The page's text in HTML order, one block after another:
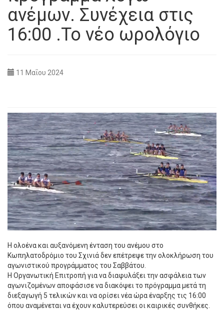
ανέμων. Συνέχεια στις
16:00 .Το νέο ωρολόγιο
11 Μαΐου 2024
Η ολοένα και αυξανόμενη ένταση του ανέμου στο
Κωπηλατοδρόμιο του Σχινιά δεν επέτρεψε την ολοκλήρωση του
αγωνιστικού προγράμματος του Σαββάτου.
Η Οργανωτική Επιτροπή για να διαφυλάξει την ασφάλεια των
αγωνιζομένων αποφάσισε να διακόψει το πρόγραμμα μετά τη
διεξαγωγή 5 τελικών και να ορίσει νέα ώρα έναρξης τις 16:00
όπου αναμένεται να έχουν καλυτερεύσει οι καιρικές συνθήκες.